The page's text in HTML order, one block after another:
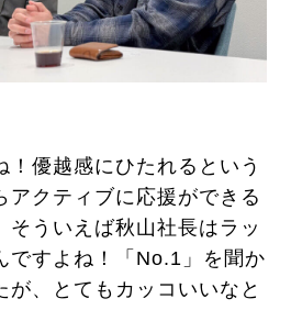
！優越感にひたれるという
アクティブに応援ができる
そういえば秋山社長はラッ
ですよね！「No.1」を聞か
が、とてもカッコいいなと